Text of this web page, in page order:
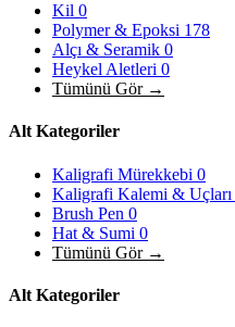
Kil 0
Polymer & Epoksi 178
Alçı & Seramik 0
Heykel Aletleri 0
Tümünü Gör →
Alt Kategoriler
Kaligrafi Mürekkebi 0
Kaligrafi Kalemi & Uçları
Brush Pen 0
Hat & Sumi 0
Tümünü Gör →
Alt Kategoriler